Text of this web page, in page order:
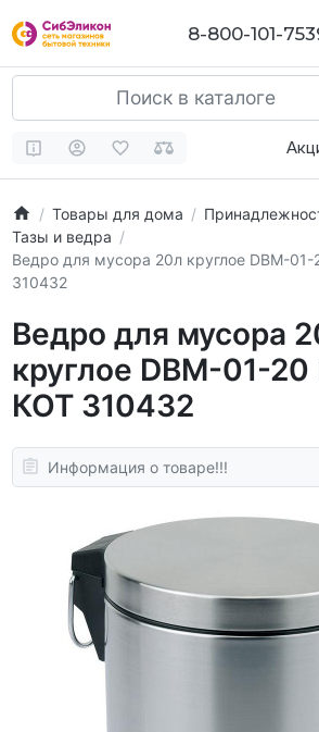
8-800-101-
Товары для дома
Тазы и ведра
Ведро для мусора 20л круглое DBM-
310432
Ведро для мусора
круглое DBM-01-
КОТ 310432
Информация о товаре!!!
8-800-101-